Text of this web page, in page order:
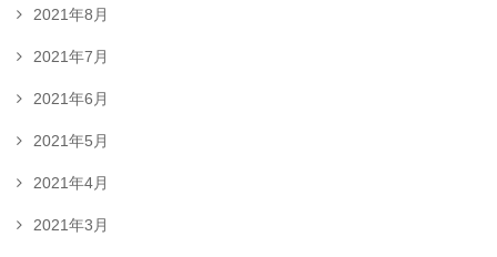
2021年8月
2021年7月
2021年6月
2021年5月
2021年4月
2021年3月